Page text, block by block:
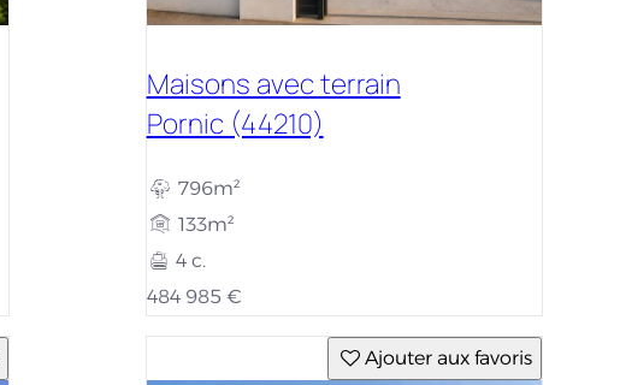
Maisons avec terrain
Pornic (44210)
796m²
133m²
4 c.
484 985 €
Ajouter aux favoris